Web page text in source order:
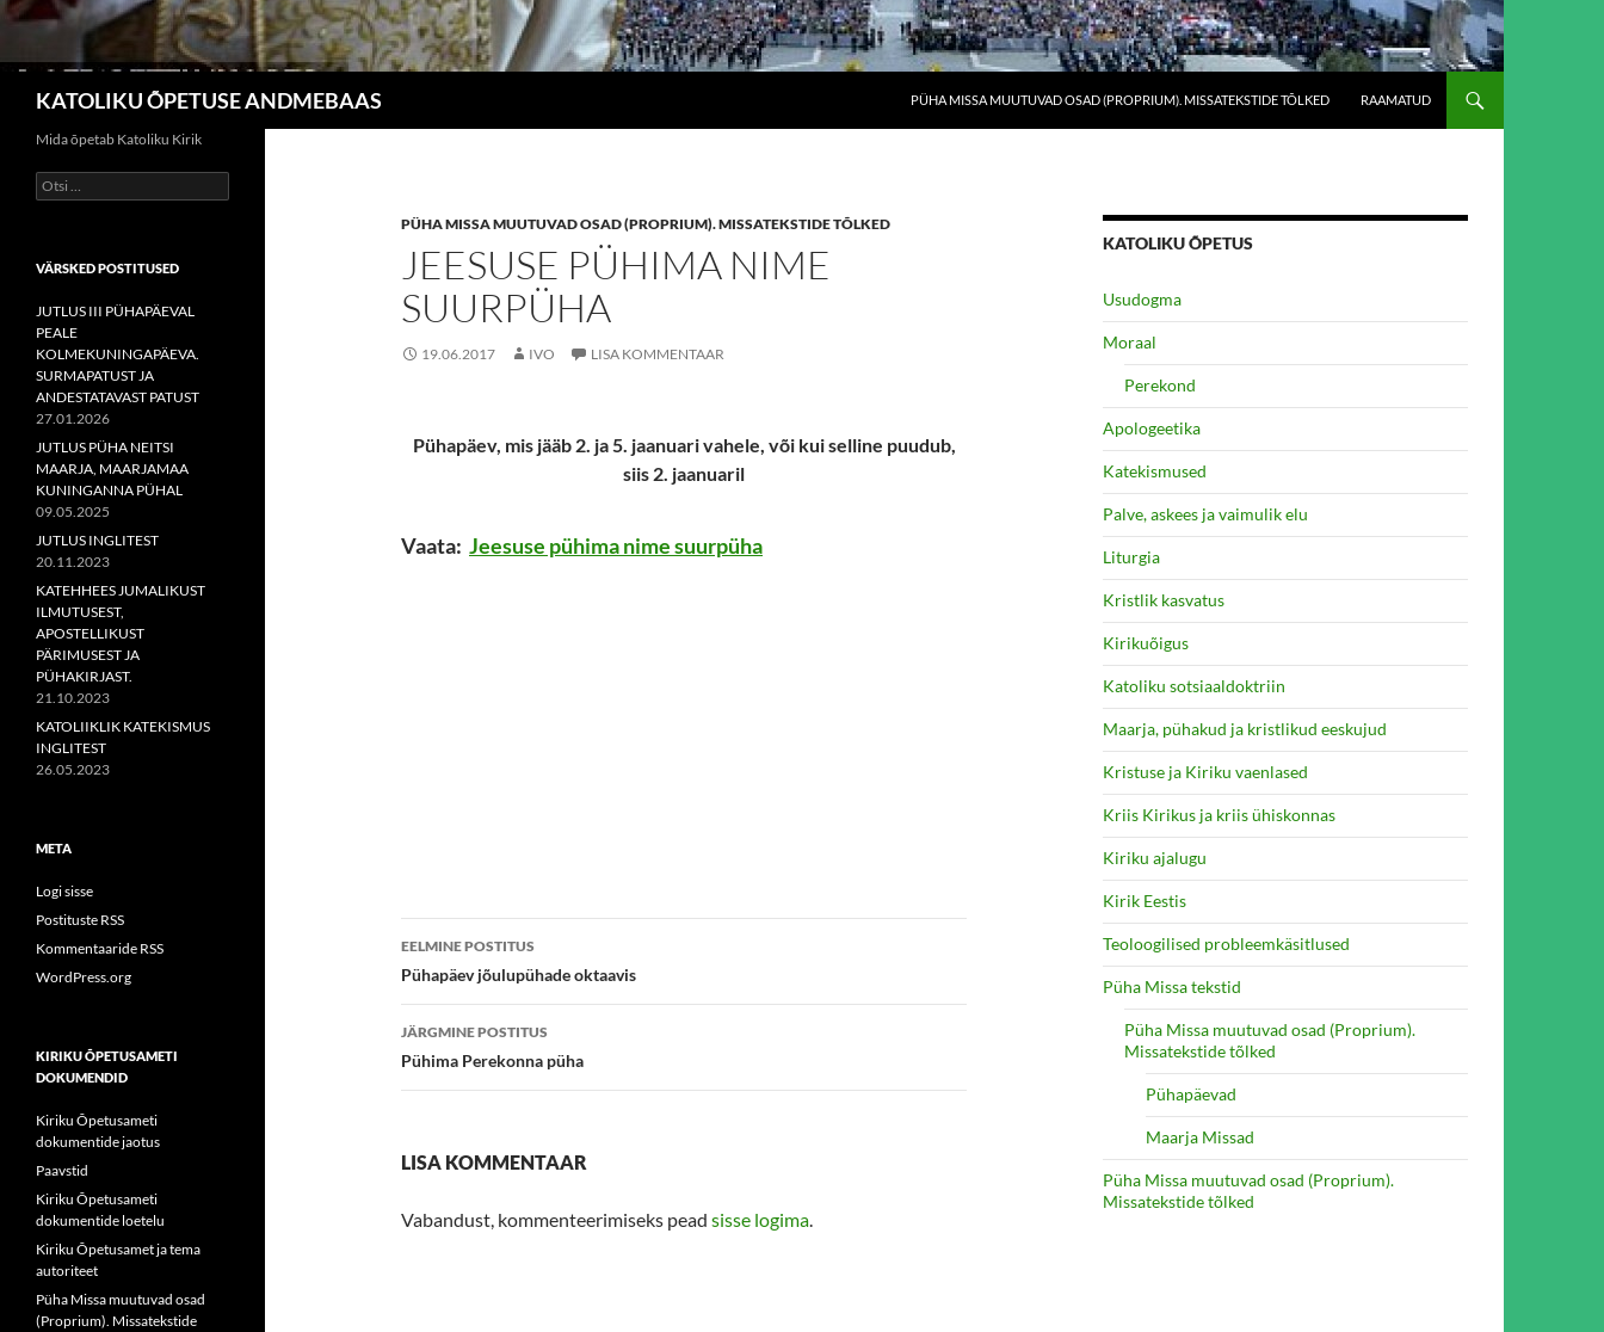
KATOLIKU ÕPETUSE ANDMEBAAS PÜHA MISSA MUUTUVAD OSAD (PROPRIUM). MISSATEKSTIDE TÕLKED RAAMATUD
PÜHA MISSA MUUTUVAD OSAD (PROPRIUM). MISSATEKSTIDE TÕLKED
JEESUSE PÜHIMA NIME
SUURPÜHA
19.06.2017 IVO LISA KOMMENTAAR
Pühapäev, mis jääb 2. ja 5. jaanuari vahele, või kui selline puudub,
siis 2. jaanuaril
Vaata: Jeesuse pühima nime suurpüha
Postituste
töölaud
EELMINE POSTITUS
Pühapäev jõulupühade oktaavis
JÄRGMINE POSTITUS
Pühima Perekonna püha
LISA KOMMENTAAR
Vabandust, kommenteerimiseks pead sisse logima.
KATOLIKU ÕPETUS
Usudogma
Moraal
Perekond
Apologeetika
Katekismused
Palve, askees ja vaimulik elu
Liturgia
Kristlik kasvatus
Kirikuõigus
Katoliku sotsiaaldoktriin
Maarja, pühakud ja kristlikud eeskujud
Kristuse ja Kiriku vaenlased
Kriis Kirikus ja kriis ühiskonnas
Kiriku ajalugu
Kirik Eestis
Teoloogilised probleemkäsitlused
Püha Missa tekstid
Püha Missa muutuvad osad (Proprium).
Missatekstide tõlked
Pühapäevad
Maarja Missad
Püha Missa muutuvad osad (Proprium).
Missatekstide tõlked
Mida õpetab Katoliku Kirik
Otsi:
VÄRSKED POSTITUSED
JUTLUS III PÜHAPÄEVAL
PEALE
KOLMEKUNINGAPÄEVA.
SURMAPATUST JA
ANDESTATAVAST PATUST
27.01.2026
JUTLUS PÜHA NEITSI
MAARJA, MAARJAMAA
KUNINGANNA PÜHAL
09.05.2025
JUTLUS INGLITEST
20.11.2023
KATEHHEES JUMALIKUST
ILMUTUSEST,
APOSTELLIKUST
PÄRIMUSEST JA
PÜHAKIRJAST.
21.10.2023
KATOLIIKLIK KATEKISMUS
INGLITEST
26.05.2023
META
Logi sisse
Postituste RSS
Kommentaaride RSS
WordPress.org
KIRIKU ÕPETUSAMETI
DOKUMENDID
Kiriku Õpetusameti
dokumentide jaotus
Paavstid
Kiriku Õpetusameti
dokumentide loetelu
Kiriku Õpetusamet ja tema
autoriteet
Püha Missa muutuvad osad
(Proprium). Missatekstide